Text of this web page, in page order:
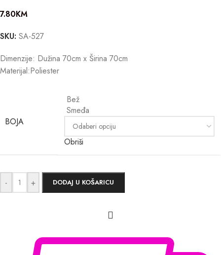
7.80KM
SKU: SA-527
Dimenzije: Dužina 70cm x Širina 70cm
Materijal:Poliester
BOJA
Bež
Smeđa
Obriši
- + DODAJ U KOŠARICU